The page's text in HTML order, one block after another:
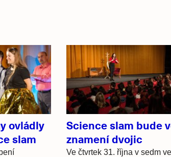
ovládly
slam
Science slam bude
znamení dvojic
Ve čtvrtek 31. října v sedm